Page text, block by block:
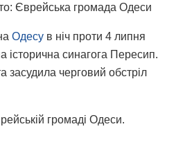
Єврейська громада Одеси
Одесу в ніч проти 4 липня
історична синагога Пересип.
засудила черговий обстріл
громаді Одеси.